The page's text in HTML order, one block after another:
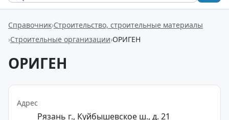
Справочник Строительство, строительные материалы
Строительные организации ОРИГЕН
ОРИГЕН
Адрес
Рязань г., Куйбышевское ш., д. 21